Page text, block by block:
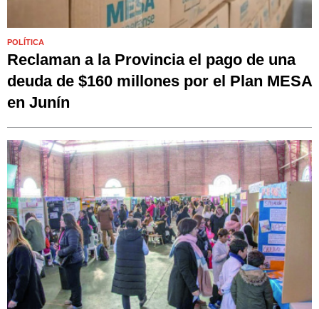
POLÍTICA
Reclaman a la Provincia el pago de una
deuda de $160 millones por el Plan MESA
en Junín